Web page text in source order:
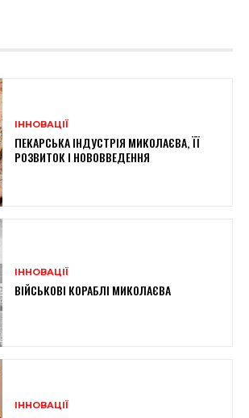
ІННОВАЦІЇ
ПЕКАРСЬКА ІНДУСТРІЯ МИКОЛАЄВА, ЇЇ
РОЗВИТОК І НОВОВВЕДЕННЯ
ІННОВАЦІЇ
ВІЙСЬКОВІ КОРАБЛІ МИКОЛАЄВА
ІННОВАЦІЇ